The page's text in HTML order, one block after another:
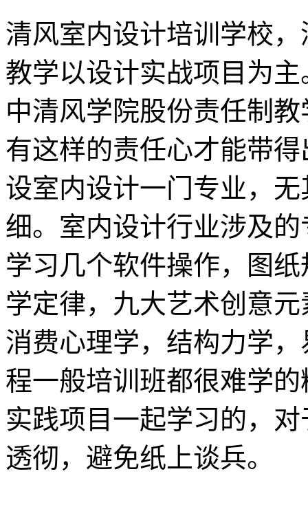
清风室内设计培训学校
教学以设计实战项目为
中清风学院股份责任制
有这样的责任心才能带
设室内设计一门专业，
细。室内设计行业涉及
学习几个软件操作，图
学定律，九大艺术创意
消费心理学，结构力学
程一般培训班都很难学
实践项目一起学习的，
透彻，避免纸上谈兵。